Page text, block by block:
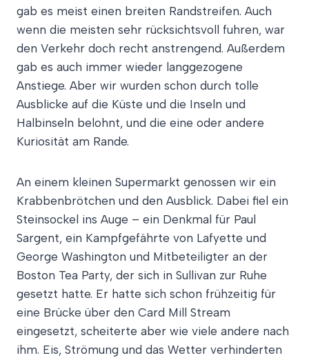
gab es meist einen breiten Randstreifen. Auch
wenn die meisten sehr rücksichtsvoll fuhren, war
den Verkehr doch recht anstrengend. Außerdem
gab es auch immer wieder langgezogene
Anstiege. Aber wir wurden schon durch tolle
Ausblicke auf die Küste und die Inseln und
Halbinseln belohnt, und die eine oder andere
Kuriosität am Rande.
An einem kleinen Supermarkt genossen wir ein
Krabbenbrötchen und den Ausblick. Dabei fiel ein
Steinsockel ins Auge – ein Denkmal für Paul
Sargent, ein Kampfgefährte von Lafyette und
George Washington und Mitbeteiligter an der
Boston Tea Party, der sich in Sullivan zur Ruhe
gesetzt hatte. Er hatte sich schon frühzeitig für
eine Brücke über den Card Mill Stream
eingesetzt, scheiterte aber wie viele andere nach
ihm. Eis, Strömung und das Wetter verhinderten